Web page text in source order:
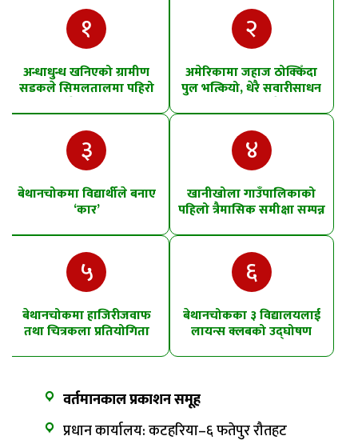
१
अन्धाधुन्ध खनिएको ग्रामीण
सडकले सिमलतालमा पहिरो
२
अमेरिकामा जहाज ठोक्किँदा
पुल भत्कियो, धेरै सवारीसाधन
३
बेथानचोकमा विद्यार्थीले बनाए
‘कार’
४
खानीखोला गाउँपालिकाको
पहिलो त्रैमासिक समीक्षा सम्पन्न
५
बेथानचोकमा हाजिरीजवाफ
तथा चित्रकला प्रतियोगिता
६
बेथानचोकका ३ विद्यालयलाई
लायन्स क्लबको उद्घोषण
वर्तमानकाल प्रकाशन समूह
प्रधान कार्यालय: कटहरिया–६ फतेपुर रौतहट